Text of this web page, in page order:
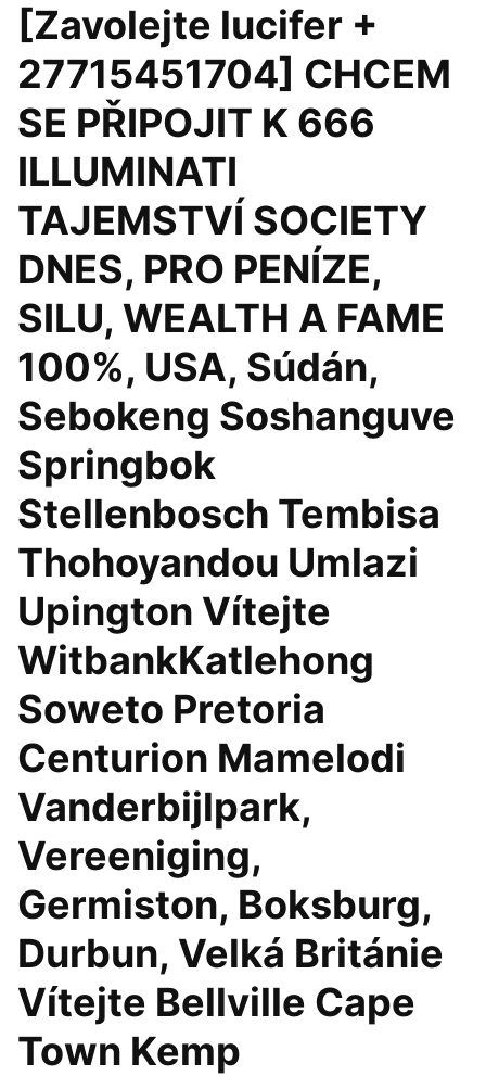
[Zavolejte lucifer +
27715451704] CHCEM
SE PŘIPOJIT K 666
ILLUMINATI
TAJEMSTVÍ SOCIETY
DNES, PRO PENÍZE,
SILU, WEALTH A FAME
100%, USA, Súdán,
Sebokeng Soshanguve
Springbok
Stellenbosch Tembisa
Thohoyandou Umlazi
Upington Vítejte
WitbankKatlehong
Soweto Pretoria
Centurion Mamelodi
Vanderbijlpark,
Vereeniging,
Germiston, Boksburg,
Durbun, Velká Británie
Vítejte Bellville Cape
Town Kemp